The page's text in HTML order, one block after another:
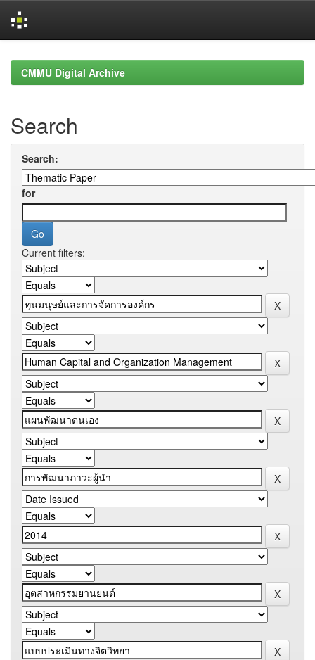
navigationCMMU Digital Archive
Search
Search:
for
Current filters: